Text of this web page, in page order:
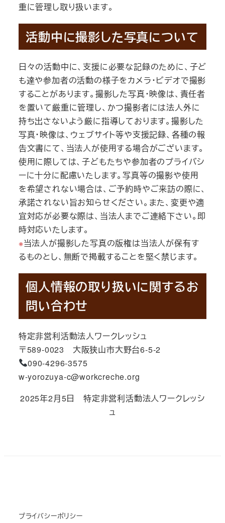
重に管理し取り扱います。
活動中に撮影した写真について
日々の活動中に、支援に必要な記録のために、子ど
も達や参加者の活動の様子をカメラ・ビデオで撮影
することがあります。撮影した写真・映像は、責任者
を置いて厳重に管理し、かつ撮影者には法人外に
持ち出さないよう厳に指導しております。撮影した
写真・映像は、ウェブサイト等や支援記録、各種の報
告文書にて、当法人が使用する場合がございます。
使用に際しては、子どもたちや参加者のプライバシ
ーに十分に配慮いたします。写真等の撮影や使用
を希望されない場合は、ご予約時やご来訪の際に、
承諾されない旨お知らせください。また、変更や適
宜対応が必要な際は、当法人までご連絡下さい。即
時対応いたします。
※当法人が撮影した写真の版権は当法人が保有す
るものとし、無断で掲載することを堅く禁じます。
個人情報の取り扱いに関するお
問い合わせ
特定非営利活動法人ワークレッシュ
〒589-0023 大阪狭山市大野台6-5-2
090-4296-3575
w-yorozuya-c@workcreche.org
2025年2月5日 特定非営利活動法人ワークレッシ
ュ
プライバシーポリシー